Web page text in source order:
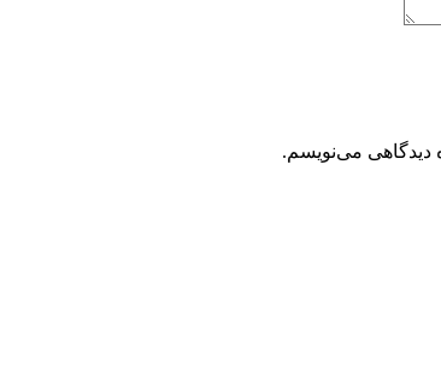
دیدگاهی می‌نویسم.